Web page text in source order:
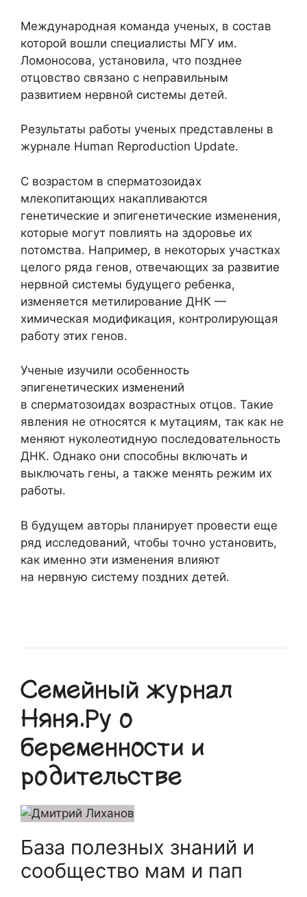
Международная команда ученых, в состав
которой вошли специалисты МГУ им.
Ломоносова, установила, что позднее
отцовство связано с неправильным
развитием нервной системы детей.
Результаты работы ученых представлены в
журнале Human Reproduction Update.
С возрастом в сперматозоидах
млекопитающих накапливаются
генетические и эпигенетические изменения,
которые могут повлиять на здоровье их
потомства. Например, в некоторых участках
целого ряда генов, отвечающих за развитие
нервной системы будущего ребенка,
изменяется метилирование ДНК —
химическая модификация, контролирующая
работу этих генов.
Ученые изучили особенность
эпигенетических изменений
в сперматозоидах возрастных отцов. Такие
явления не относятся к мутациям, так как не
меняют нуколеотидную последовательность
ДНК. Однако они способны включать и
выключать гены, а также менять режим их
работы.
В будущем авторы планирует провести еще
ряд исследований, чтобы точно установить,
как именно эти изменения влияют
на нервную систему поздних детей.
Семейный журнал
Няня.Ру о
беременности и
родительстве
База полезных знаний и
сообщество мам и пап